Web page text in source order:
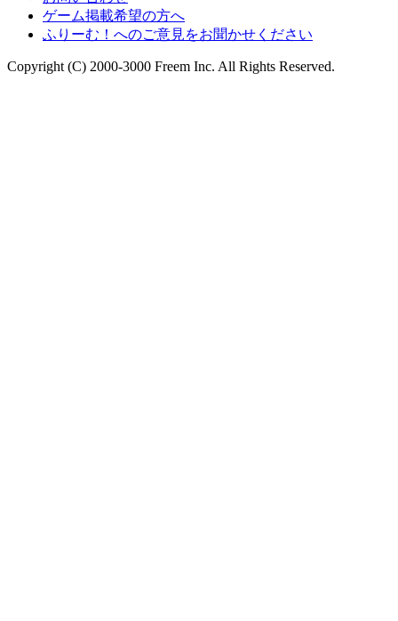
ゲーム掲載希望の方へ
ふりーむ！へのご意見をお聞かせください
Copyright (C) 2000-3000 Freem Inc. All Rights Reserved.